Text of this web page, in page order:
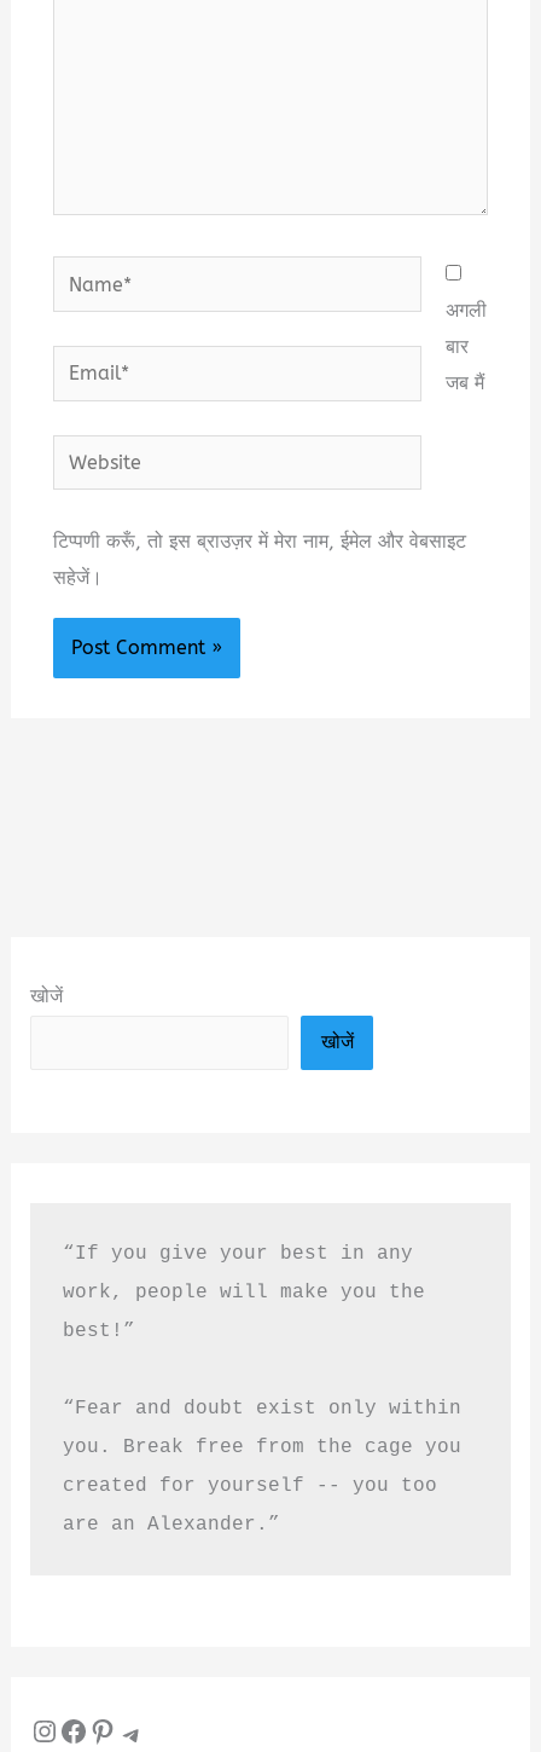
Name*
Email*
Website
अगली
बार
जब मैं
टिप्पणी करूँ, तो इस ब्राउज़र में मेरा नाम, ईमेल और वेबसाइट
सहेजें।
खोजें
खोजें
“If you give your best in any
work, people will make you the
best!”
“Fear and doubt exist only within
you. Break free from the cage you
created for yourself -- you too
are an Alexander.”
InstagramFacebook Pinterest Telegram